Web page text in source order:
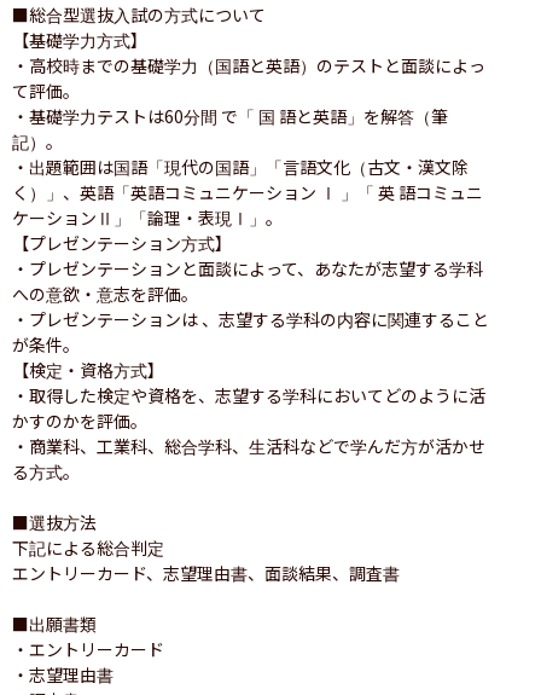
■総合型選抜入試の方式について
【基礎学力方式】
・高校時までの基礎学力（国語と英語）のテストと面談によっ
て評価。
・基礎学力テストは60分間 で「 国 語と英語」を解答（筆
記）。
・出題範囲は国語「現代の国語」「言語文化（古文・漢文除
く）」、英語「英語コミュニケーション Ⅰ 」「 英 語コミュニ
ケーションⅡ」「論理・表現Ⅰ」。
【プレゼンテーション方式】
・プレゼンテーションと面談によって、あなたが志望する学科
への意欲・意志を評価。
・プレゼンテーションは 、志望する学科の内容に関連すること
が条件。
【検定・資格方式】
・取得した検定や資格を、志望する学科においてどのように活
かすのかを評価。
・商業科、工業科、総合学科、生活科などで学んだ方が活かせ
る方式。
■選抜方法
下記による総合判定
エントリーカード、志望理由書、面談結果、調査書
■出願書類
・エントリーカード
・志望理由書